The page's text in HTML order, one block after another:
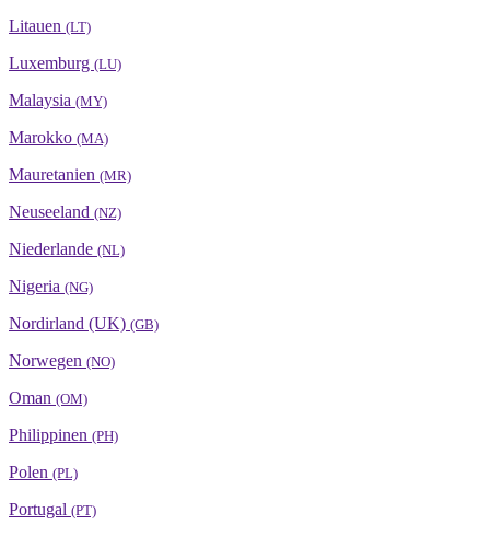
Litauen (LT)
Luxemburg (LU)
Malaysia (MY)
Marokko (MA)
Mauretanien (MR)
Neuseeland (NZ)
Niederlande (NL)
Nigeria (NG)
Nordirland (UK) (GB)
Norwegen (NO)
Oman (OM)
Philippinen (PH)
Polen (PL)
Portugal (PT)